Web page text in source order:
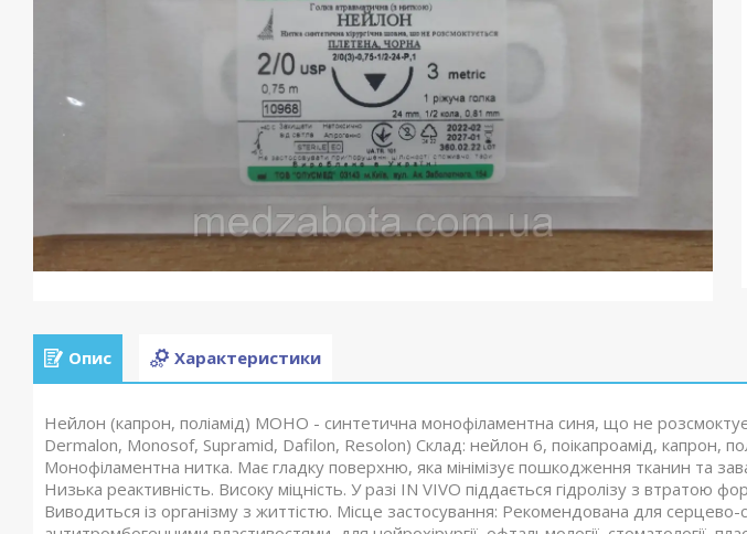
Опис Характеристики
Нейлон (капрон, поліамід) МОНО - синтетична монофіламентна синя, що не
Dermalon, Monosof, Supramid, Dafilon, Resolon) Склад: нейлон 6, поікапроамід, капрон,
Монофіламентна нитка. Має гладку поверхню, яка мінімізує пошкодження тканин та
Низька реактивність. Високу міцність. У разі IN VIVO піддається гідролізу з втратою
Виводиться із організму з життістю. Місце застосування: Рекомендована для серцево-